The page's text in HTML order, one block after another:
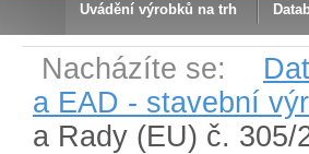
Uvádění výrobků na trh
Nacházíte se:
a EAD - stavební
a Rady (EU) č. 305/